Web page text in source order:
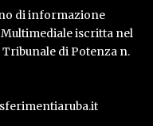
di informazione
iscritta nel
di Potenza n.